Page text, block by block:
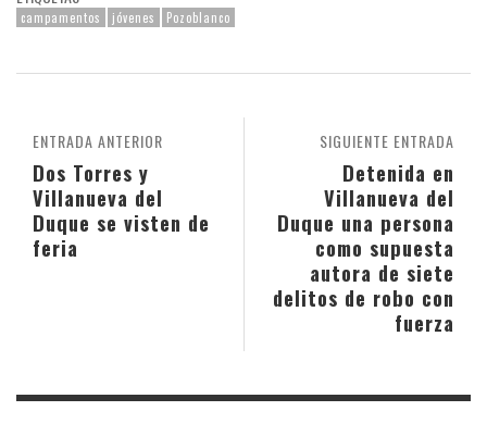
campamentos jóvenes Pozoblanco
SIGUIENTE ENTRADA
Detenida en
Villanueva del
Duque una persona
como supuesta
autora de siete
delitos de robo con
fuerza
ENTRADA ANTERIOR
Dos Torres y
Villanueva del
Duque se visten de
feria